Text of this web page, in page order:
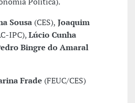
Sousa (CES), Joaquim
IPC),Lúcio Cunha
Bingre do Amaral
Frade (FEUC/CES)